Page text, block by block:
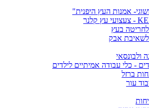
אמנות העץ היפנית"
בעץ
לשאיבת אבק
ולבונסאי
- כלי עבודה אמיתיים לילדים
ברזל
עור